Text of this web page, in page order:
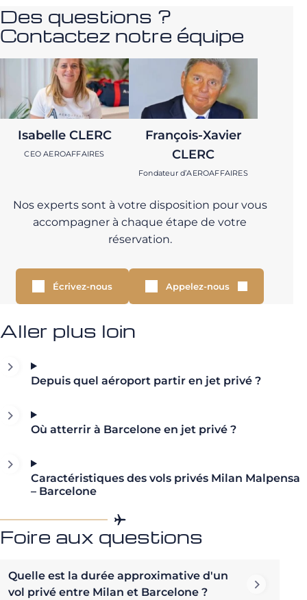
Des questions ?
Contactez notre équipe
Isabelle CLERC
CEO AEROAFFAIRES
François-Xavier
CLERC
Fondateur d’AEROAFFAIRES
Nos experts sont à votre disposition pour vous
accompagner à chaque étape de votre
réservation.
Écrivez-nous Appelez-nous
Aller plus loin
Depuis quel aéroport partir en jet privé ?
Où atterrir à Barcelone en jet privé ?
Caractéristiques des vols privés Milan Malpensa
– Barcelone
Foire aux questions
Quelle est la durée approximative d'un
vol privé entre Milan et Barcelone ?